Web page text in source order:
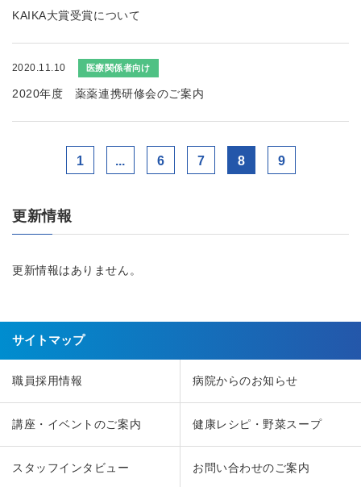
KAIKA大賞受賞について
2020.11.10 医療関係者向け
2020年度 薬薬連携研修会のご案内
1 ... 6 7 8 9
更新情報
更新情報はありません。
サイトマップ
職員採用情報 病院からのお知らせ
講座・イベントのご案内 健康レシピ・野菜スープ
スタッフインタビュー お問い合わせのご案内